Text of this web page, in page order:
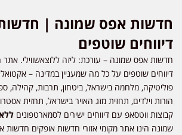
דיווחים שוטפים
חדשות אפס שמונה – עורכת: ליזה ללוצאשווילי.
דיווחים שוטפים על כל מה שמעניין במדינה –
פוליטיקה, מלחמה בישראל, ביטחון, תרבות, קהילה,
הורות וילדים, תחזית מזג האויר בישראל, תחזית
קבוצות ווטסאפ עם דיווחים ישירים לסמארטפונים
שמונה הינו אתר מקומי אזורי חדשות אופקים חדשות